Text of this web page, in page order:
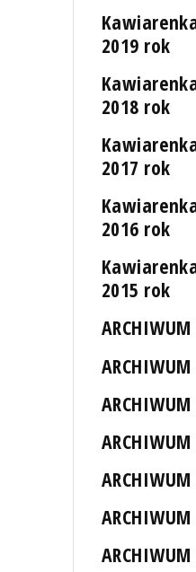
2019 rok
2018 rok
2017 rok
2016 rok
2015 rok